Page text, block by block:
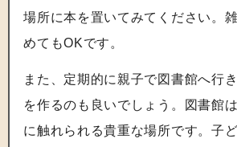
場所に本を置いてみてください。
めてもOKです。
また、定期的に親子で図書館へ行
を作るのも良いでしょう。図書館
に触れられる貴重な場所です。子